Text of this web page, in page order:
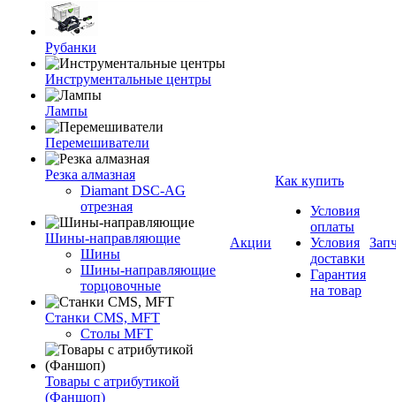
Рубанки
Инструментальные центры
Лампы
Перемешиватели
Резка алмазная
Diamant DSC-AG
отрезная
Шины-направляющие
Шины
Шины-направляющие
торцовочные
Станки CMS, MFT
Столы MFT
Товары с атрибутикой
(Фаншоп)
Акции
Как купить
Условия
оплаты
Условия
доставки
Гарантия
на товар